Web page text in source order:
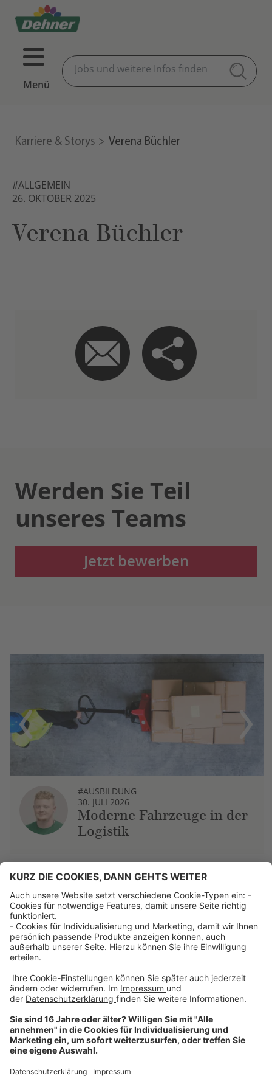
Menü
Karriere & Storys Verena Büchler
#ALLGEMEIN
26. OKTOBER 2025
Verena Büchler
Werden Sie Teil
unseres Teams
Jetzt bewerben
Previous
#AUSBILDUNG
30. JULI 2026
Moderne Fahrzeuge in der
Logistik
Next
Über uns
Dehner Unternehmen
Jobs bei Dehner